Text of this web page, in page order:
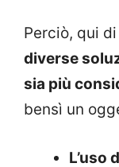
Perciò, qui
diverse
sia più
bensì un
L’uso